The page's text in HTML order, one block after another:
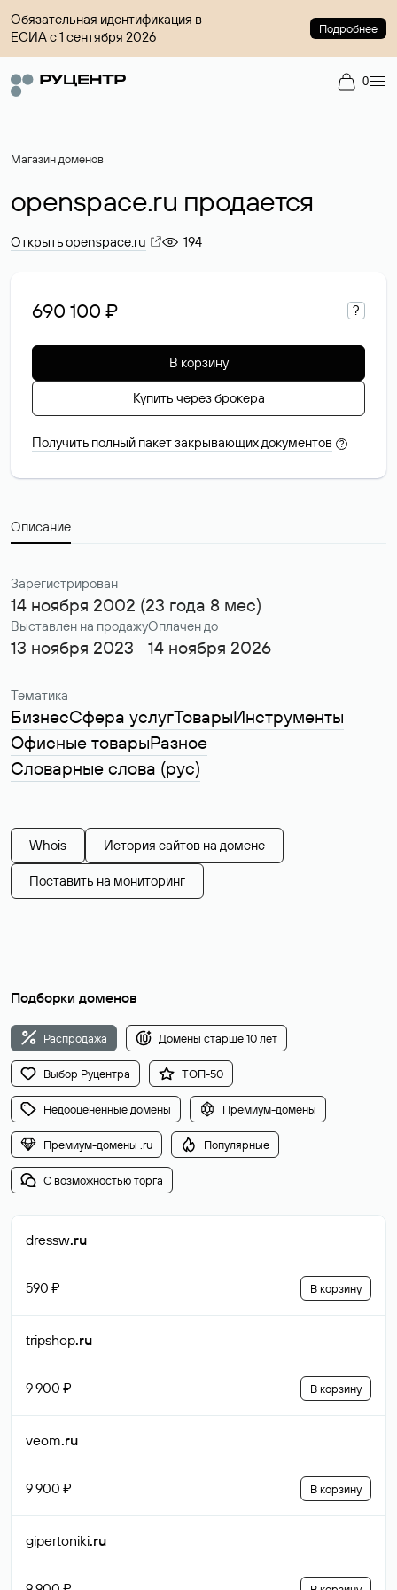
Обязательная идентификация в
ЕСИА с 1 сентября 2026
Подробнее
0
Магазин доменов
openspace.ru продается
Открыть openspace.ru 194
690 100 ₽ ?
В корзину
Купить через брокера
Получить полный пакет закрывающих документов ?
Описание
Зарегистрирован
14 ноября 2002 (23 года 8 мес)
Выставлен на продажу
13 ноября 2023
Оплачен до
14 ноября 2026
Тематика
БизнесСфера услугТоварыИнструменты
Офисные товарыРазное
Словарные слова (рус)
Whois История сайтов на домене
Поставить на мониторинг
Подборки доменов
Распродажа Домены старше 10 лет
Выбор Руцентра ТОП-50
Недооцененные домены Премиум-домены
Премиум-домены .ru Популярные
С возможностью торга
dressw.ru
590 ₽ В корзину
tripshop.ru
9 900 ₽ В корзину
veom.ru
9 900 ₽ В корзину
gipertoniki.ru